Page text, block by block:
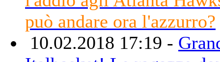
può andare ora l'azzurro?
10.02.2018 17:19 -